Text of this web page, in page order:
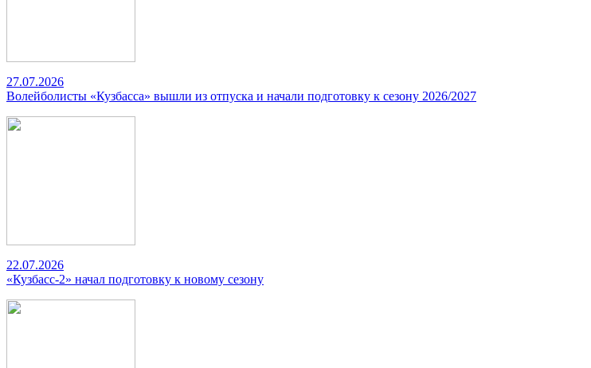
27.07.2026
Волейболисты «Кузбасса» вышли из отпуска и начали подготовку к сезону 2026/2027
22.07.2026
«Кузбасс-2» начал подготовку к новому сезону